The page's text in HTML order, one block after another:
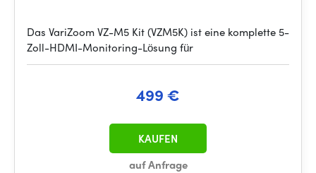
Das VariZoom VZ-M5 Kit (VZM5K) ist eine komplette 5-
Zoll-HDMI-Monitoring-Lösung für
499 €
auf Anfrage
KAUFEN